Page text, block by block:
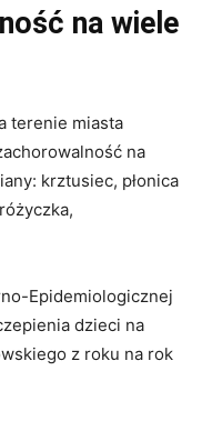
na wiele
terenie miasta
na
krztusiec, płonica
Epidemiologicznej
dzieci na
z roku na rok